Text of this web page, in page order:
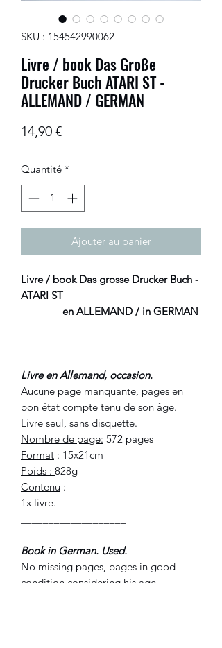
SKU : 154542990062
Livre / book Das Große
Drucker Buch ATARI ST -
ALLEMAND / GERMAN
14,90 €Prix
Quantité *
Ajouter au panier
Livre / book Das grosse Drucker Buch -
ATARI ST
en ALLEMAND / in GERMAN
Livre en Allemand, occasion.
Aucune page manquante, pages en
bon état compte tenu de son âge.
Livre seul, sans disquette.
Nombre de page: 572 pages
Format : 15x21cm
Poids : 828g
Contenu :
1x livre.
Book in German. Used.
No missing pages, pages in good
condition considering his age.